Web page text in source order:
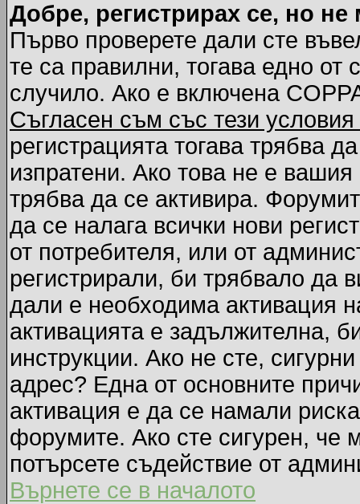
Добре, регистрирах се, но не
Първо проверете дали сте
те са правилни, тогава едно
случило. Ако е включена
Съгласен съм със тези
регистрацията тогава трябва
изпратени. Ако това не е
трябва да се активира.
да се налага всички нови
от потребителя, или от
регистрирали, би трябвало да
дали е необходима активация
активацията е задължителна,
инструкции. Ако не сте,
адрес? Една от основните
активация е да се намали
форумите. Ако сте сигурен, че
потърсете съдействие от
Върнете се в началото